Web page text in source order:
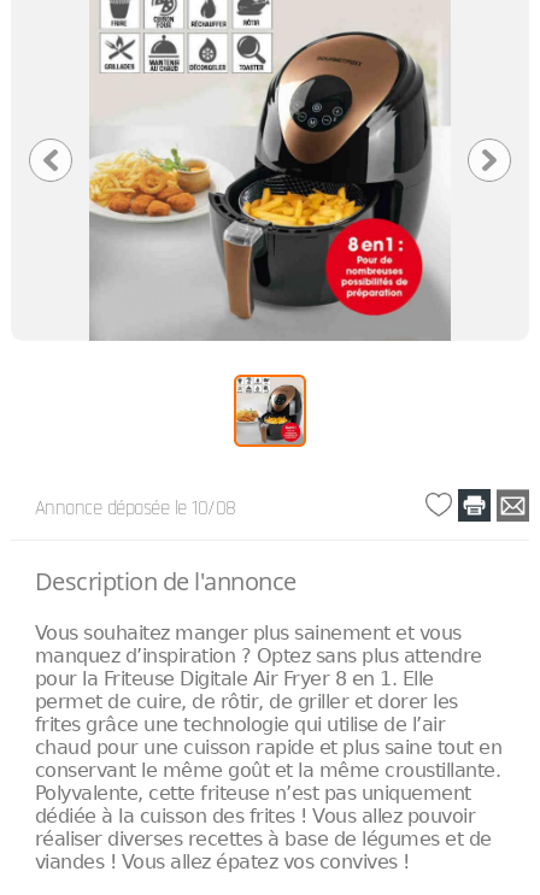
Annonce déposée le 10/08
Description de l'annonce
Vous souhaitez manger plus sainement et vous
manquez d’inspiration ? Optez sans plus attendre
pour la Friteuse Digitale Air Fryer 8 en 1. Elle
permet de cuire, de rôtir, de griller et dorer les
frites grâce une technologie qui utilise de l’air
chaud pour une cuisson rapide et plus saine tout en
conservant le même goût et la même croustillante.
Polyvalente, cette friteuse n’est pas uniquement
dédiée à la cuisson des frites ! Vous allez pouvoir
réaliser diverses recettes à base de légumes et de
viandes ! Vous allez épatez vos convives !